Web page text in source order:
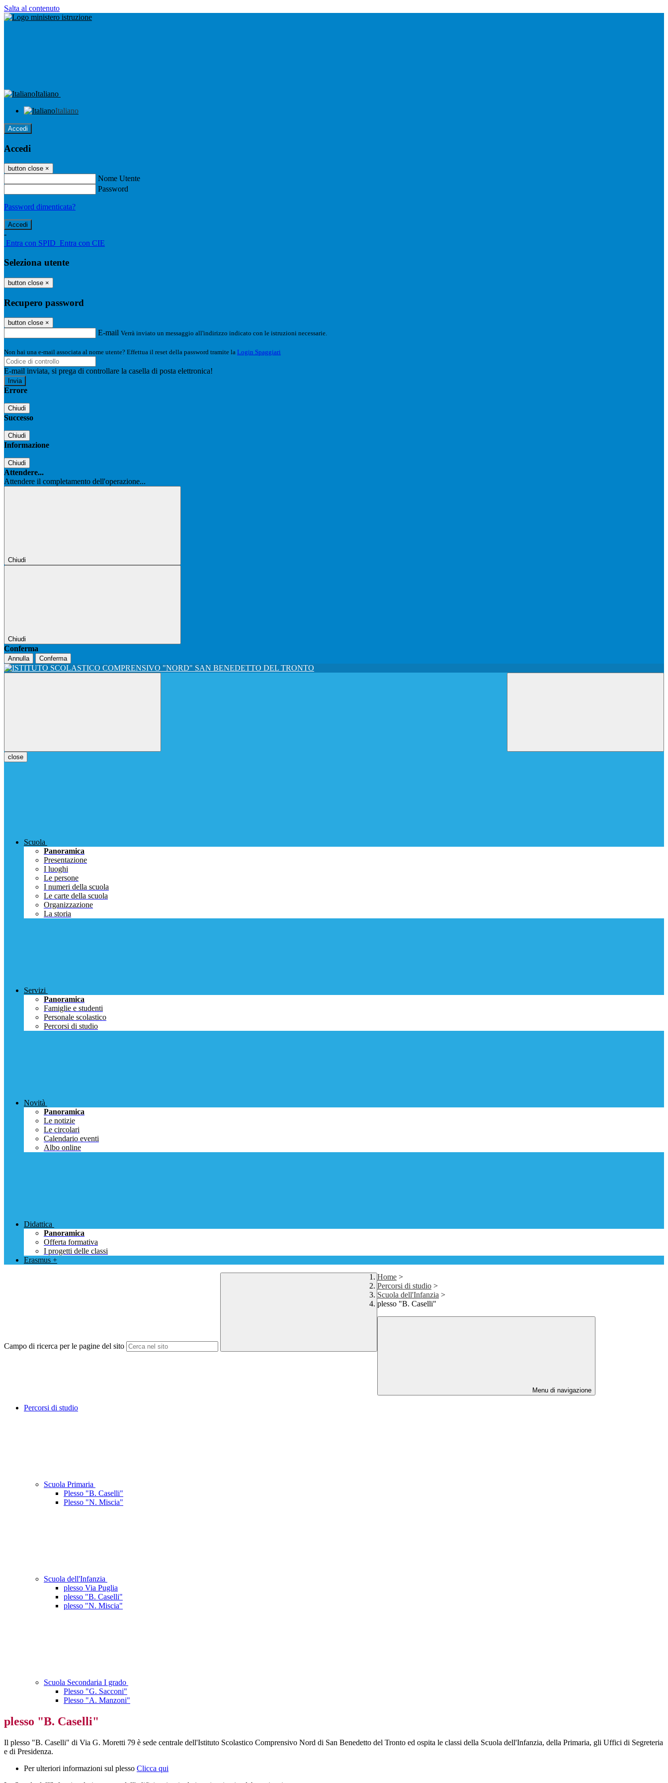
Salta al contenuto
Italiano
Italiano
Accedi
Accedi
button close ×
Nome Utente
Password
Password dimenticata?
-
Entra con SPID Entra con CIE
Seleziona utente
button close ×
Recupero password
button close ×
E-mail Verrà inviato un messaggio all'indirizzo indicato con le istruzioni necessarie.
Non hai una e-mail associata al nome utente? Effettua il reset della password tramite la Login Spaggiari
E-mail inviata, si prega di controllare la casella di posta elettronica!
Errore
Chiudi
Successo
Chiudi
Informazione
Chiudi
Attendere...
Attendere il completamento dell'operazione...
Chiudi
Chiudi
Conferma
Annulla Conferma
close
Scuola
Panoramica
Presentazione
I luoghi
Le persone
I numeri della scuola
Le carte della scuola
Organizzazione
La storia
Servizi
Panoramica
Famiglie e studenti
Personale scolastico
Percorsi di studio
Novità
Panoramica
Le notizie
Le circolari
Calendario eventi
Albo online
Didattica
Panoramica
Offerta formativa
I progetti delle classi
Erasmus +
Campo di ricerca per le pagine del sito
Home >
Percorsi di studio >
Scuola dell'Infanzia >
plesso "B. Caselli"
Menu di navigazione
Percorsi di studio
Scuola Primaria
Plesso "B. Caselli"
Plesso "N. Miscia"
Scuola dell'Infanzia
plesso Via Puglia
plesso "B. Caselli"
plesso "N. Miscia"
Scuola Secondaria I grado
Plesso "G. Sacconi"
Plesso "A. Manzoni"
plesso "B. Caselli"
Il plesso "B. Caselli" di Via G. Moretti 79 è sede centrale dell'Istituto Scolastico Comprensivo Nord di San Benedetto del Tronto ed ospita le classi della Scuola dell'Infanzia, della Primaria, gli Uffici di Segreteria
e di Presidenza.
Per ulteriori informazioni sul plesso Clicca qui